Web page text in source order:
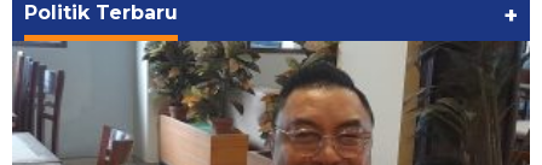
Politik Terbaru +